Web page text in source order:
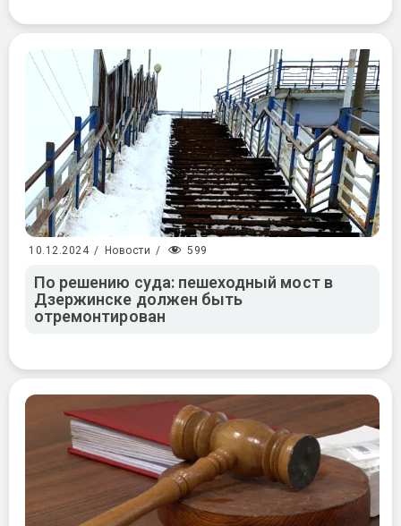
10.12.2024 / Новости / 599
По решению суда: пешеходный мост в
Дзержинске должен быть
отремонтирован